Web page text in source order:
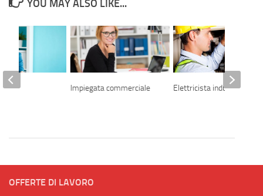
YOU MAY ALSO LIKE...
Impiegata commerciale Elettricista industriale
OFFERTE DI LAVORO